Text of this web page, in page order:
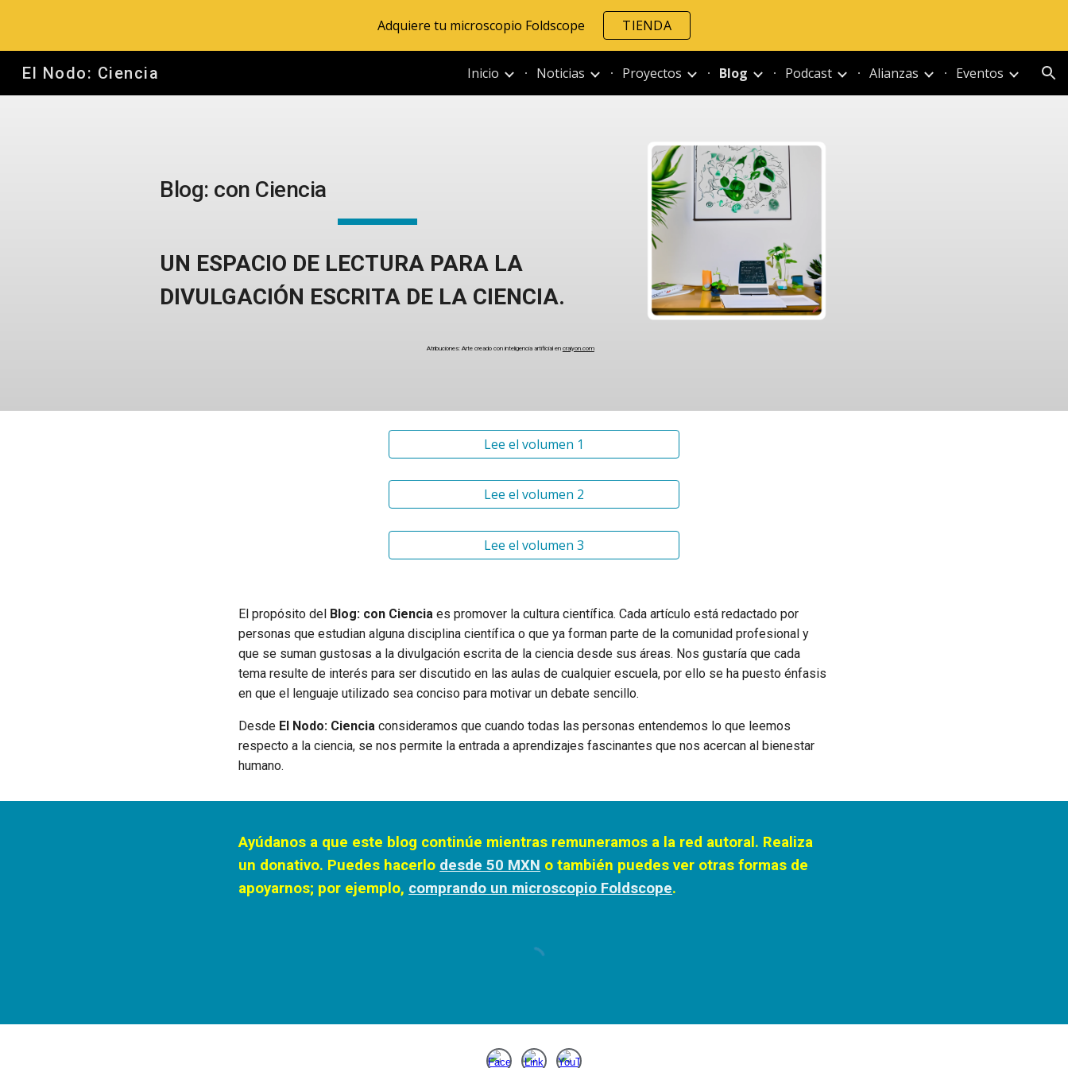
Skip to main content Skip to navigation
Adquiere tu microscopio Foldscope TIENDA
El Nodo: Ciencia Inicio Noticias Proyectos Blog Podcast Alianzas Eventos
Blog: con Ciencia
UN ESPACIO DE LECTURA PARA LA
DIVULGACIÓN ESCRITA DE LA CIENCIA.
Atribuciones: Arte creado con inteligencia artificial en craiyon.com
Lee el volumen 1
Lee el volumen 2
Lee el volumen 3
El propósito del Blog: con Ciencia es promover la cultura científica. Cada artículo está redactado por
personas que estudian alguna disciplina científica o que ya forman parte de la comunidad profesional y
que se suman gustosas a la divulgación escrita de la ciencia desde sus áreas. Nos gustaría que cada
tema resulte de interés para ser discutido en las aulas de cualquier escuela, por ello se ha puesto énfasis
en que el lenguaje utilizado sea conciso para motivar un debate sencillo.
Desde El Nodo: Ciencia consideramos que cuando todas las personas entendemos lo que leemos
respecto a la ciencia, se nos permite la entrada a aprendizajes fascinantes que nos acercan al bienestar
humano.
Ayúdanos a que este blog continúe mientras remuneramos a la red autoral. Realiza
un donativo. Puedes hacerlo desde 50 MXN o también puedes ver otras formas de
apoyarnos; por ejemplo, comprando un microscopio Foldscope.